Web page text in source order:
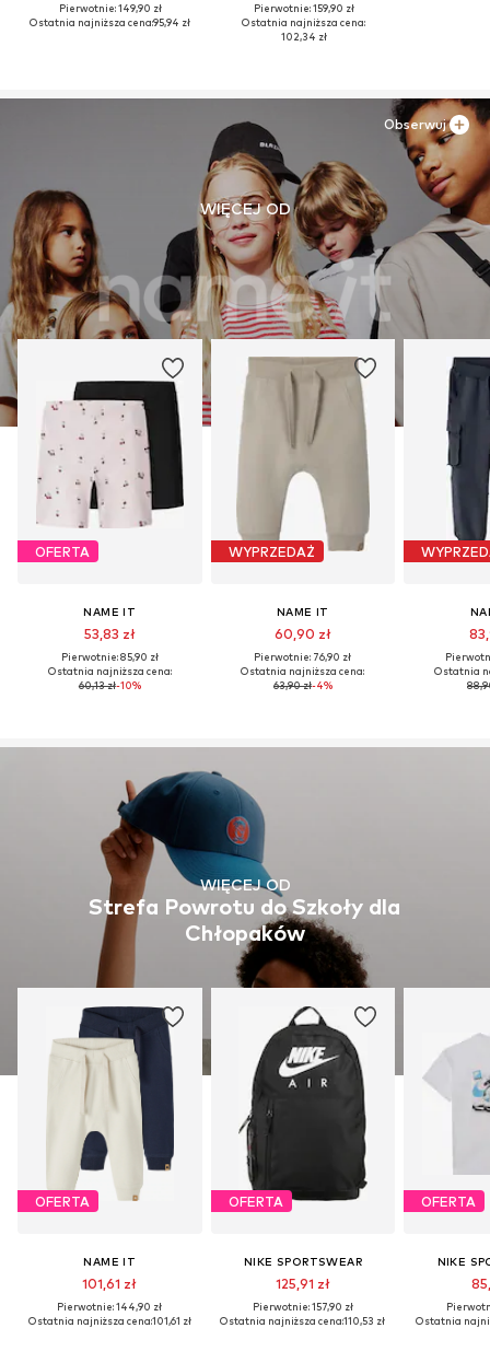
Pierwotnie: 149,90 zł
Ostatnia najniższa cena:95,94 zł
Pierwotnie: 159,90 zł
Ostatnia najniższa cena:
102,34 zł
WIĘCEJ OD
OFERTA
NAME IT
53,83 zł
Pierwotnie: 85,90 zł
Ostatnia najniższa cena:
60,13 zł-10%
WYPRZEDAŻ
NAME IT
60,90 zł
Pierwotnie: 76,90 zł
Ostatnia najniższa cena:
63,90 zł-4%
Ostatnia
Obserwuj
WIĘCEJ OD
Strefa Powrotu do Szkoły dla
Chłopaków
OFERTA
NAME IT
101,61 zł
Pierwotnie: 144,90 zł
Ostatnia najniższa cena:101,61 zł
OFERTA
NIKE SPORTSWEAR
125,91 zł
Pierwotnie: 157,90 zł
Ostatnia najniższa cena:110,53 zł
OFERTA
NIKE
Ostatnia